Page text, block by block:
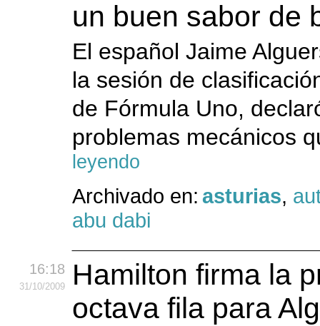
un buen sabor de
El español Jaime
la sesión de
de Fórmula Uno,
problemas mecánicos
leyendo
Archivado en: asturias,
abu dabi
16:18
31/10/2009
Hamilton firma la
octava fila para